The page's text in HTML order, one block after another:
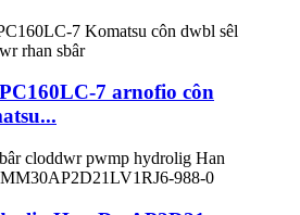
7 arnofio côn